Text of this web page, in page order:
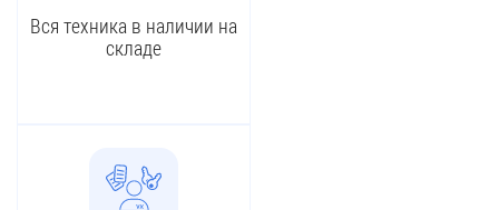
Вся техника в наличии на
складе